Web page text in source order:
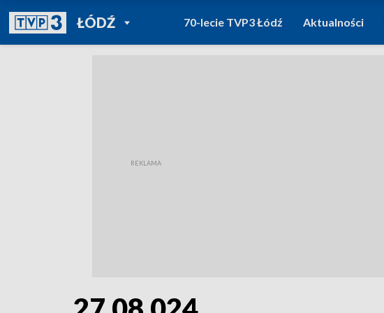
ŁÓDŹPOWRÓT DO
TVP REGIONY
70-lecie TVP3 Łódź Aktualności